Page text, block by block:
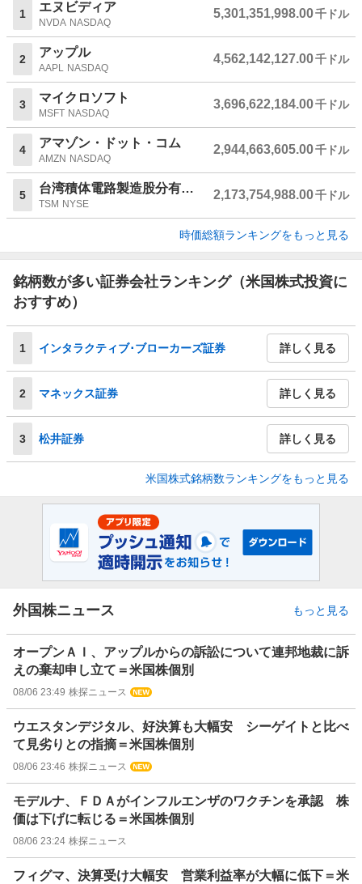
1 エヌビディア
NVDA NASDAQ
5,301,351,998.00千ドル
2 アップル
AAPL NASDAQ
4,562,142,127.00千ドル
3 マイクロソフト
MSFT NASDAQ
3,696,622,184.00千ドル
4 アマゾン・ドット・コム
AMZN NASDAQ
2,944,663,605.00千ドル
5 台湾積体電路製造股分有限公司
TSM NYSE
2,173,754,988.00千ドル
時価総額ランキングをもっと見る
銘柄数が多い証券会社ランキング（米国株式投資に
おすすめ）
1 インタラクティブ･ブローカーズ証券 詳しく見る
2 マネックス証券 詳しく見る
3 松井証券 詳しく見る
米国株式銘柄数ランキングをもっと見る
外国株ニュース もっと見る
オープンＡＩ、アップルからの訴訟について連邦地裁に訴
えの棄却申し立て＝米国株個別
08/06 23:49 株探ニュース
ウエスタンデジタル、好決算も大幅安 シーゲイトと比べ
て見劣りとの指摘＝米国株個別
08/06 23:46 株探ニュース
モデルナ、ＦＤＡがインフルエンザのワクチンを承認 株
価は下げに転じる＝米国株個別
08/06 23:24 株探ニュース
フィグマ、決算受け大幅安 営業利益率が大幅に低下＝米